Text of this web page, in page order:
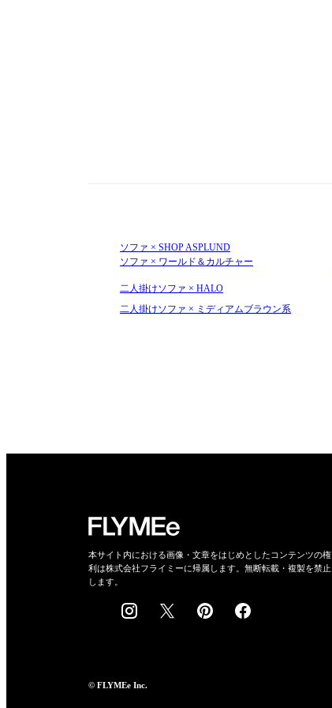
ソファ × SHOP ASPLUND
ソファ × ワールド＆カルチャー
二人掛けソファ × HALO
二人掛けソファ × ミディアムブラウン系
本サイト内における画像・文章をはじめとしたコンテンツの権
利は株式会社フライミーに帰属します。無断転載・複製を禁止
します。
© FLYMEe Inc.